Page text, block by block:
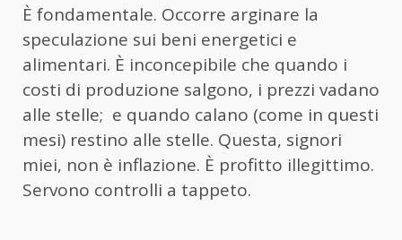
È fondamentale. Occorre arginare la
speculazione sui beni energetici e
alimentari. È inconcepibile che quando i
costi di produzione salgono, i prezzi vadano
alle stelle; e quando calano (come in questi
mesi) restino alle stelle. Questa, signori
miei, non è inflazione. È profitto illegittimo.
Servono controlli a tappeto.